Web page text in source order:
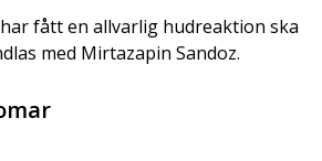
fått en allvarlig hudreaktion ska
med Mirtazapin Sandoz.